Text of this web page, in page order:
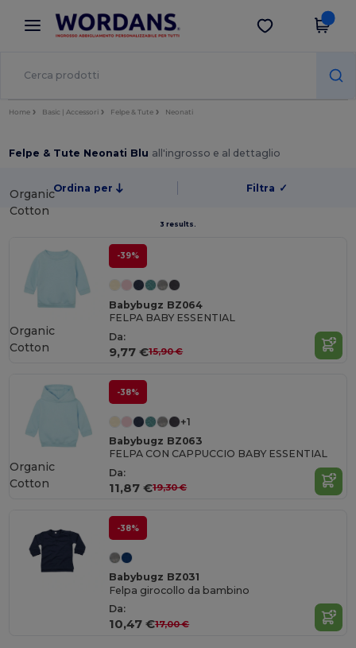
× App Wordans
Prezzi migliori sull'app!
Scarica app
Home Basic | Accessori Felpe & Tute Neonati
Felpe & Tute Neonati Blu all'ingrosso e al dettaglio
Ordina per Filtra ✓
3 results.
Organic
Cotton
-39%
Babybugz BZ064
FELPA BABY ESSENTIAL
Da:
9,77 €15,90 €
Organic
Cotton
-38%
+1
Babybugz BZ063
FELPA CON CAPPUCCIO BABY ESSENTIAL
Da:
11,87 €19,30 €
Organic
Cotton
-38%
Babybugz BZ031
Felpa girocollo da bambino
Da:
10,47 €17,00 €